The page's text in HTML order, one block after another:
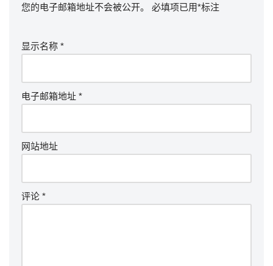
您的电子邮箱地址不会被公开。 必填项已用*标注
显示名称 *
电子邮箱地址 *
网站地址
评论 *